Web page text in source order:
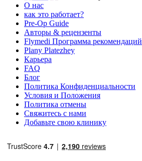
О нас
как это работает?
Pre-Op Guide
Авторы & рецензенты
Flymedi Программа рекомендаций
Plany Platezhey
Карьера
FAQ
Блог
Политика Конфиденциальности
Условия и Положения
Политика отмены
Свяжитесь с нами
Добавьте свою клинику